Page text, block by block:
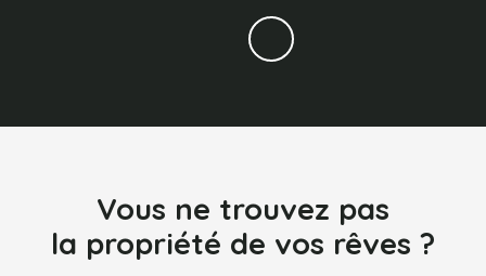
Vous ne trouvez pas
la propriété de vos rêves ?